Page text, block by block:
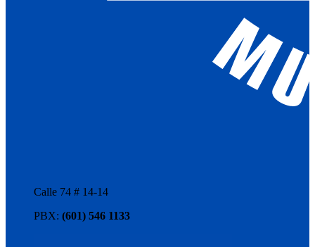
Calle 74 # 14-14
PBX: (601) 546 1133